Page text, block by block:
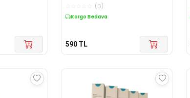
Çiçeksi Par(0)
Kargo Bedava
590 TL